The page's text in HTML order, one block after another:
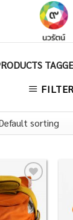
FILTER
Add to
Wishlist